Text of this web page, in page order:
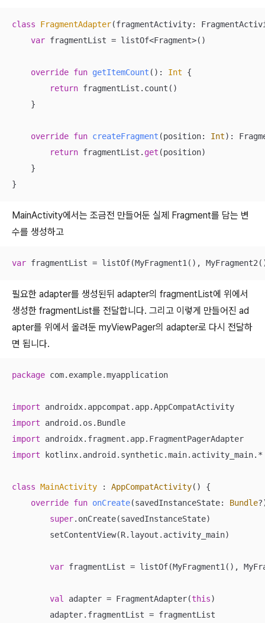
class FragmentAdapter(fragmentActivity:
var fragmentList = listOf<Fragment>()
override fun getItemCount () : Int {
return fragmentList.count()
    }
override fun createFragment (position: Int) :
return fragmentList. get (position)
    }
}
MainActivity에서는 조금전 만들어둔 실제 Fragment를 담는 변
수를 생성하고
var fragmentList = listOf(MyFragment1(),
필요한 adapter를 생성된뒤 adapter의 fragmentList에 위에서
생성한 fragmentList를 전달합니다. 그리고 이렇게 만들어진 ad
apter를 위에서 올려둔 myViewPager의 adapter로 다시 전달하
면 됩니다.
package com.example.myapplication
import
import
import
import kotlinx.android.synthetic.main.activity_main.*
class MainActivity : AppCompatActivity() {
override fun onCreate(savedInstanceState: Bundle
super.onCreate(savedInstanceState)
        setContentView(R.layout.activity_main)
var fragmentList = listOf(MyFragment1(),
val adapter = FragmentAdapter(this)
        adapter.fragmentList = fragmentList